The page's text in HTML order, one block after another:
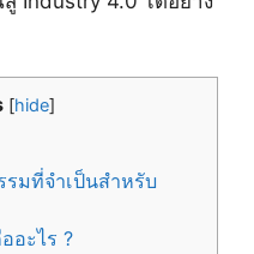
[hide]
มที่จำเป็นสำหรับ
อะไร ?